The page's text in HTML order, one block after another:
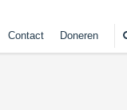
Contact Doneren